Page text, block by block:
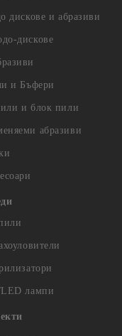
дискове и абразиви
дискове
и Бъфери
и блок пили
абразиви
лампи